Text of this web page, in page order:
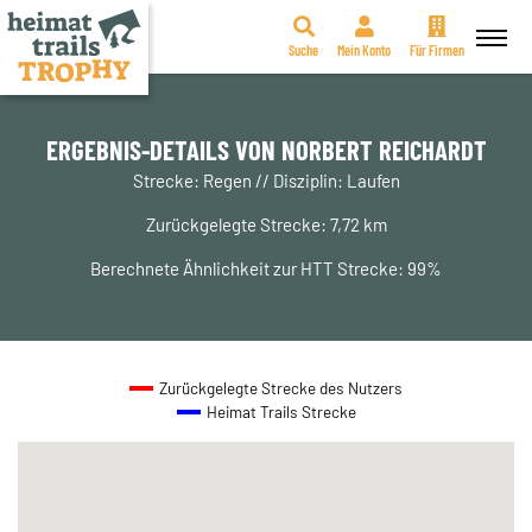
Zum
springen
Suche Mein Konto Für Firmen
ERGEBNIS-DETAILS VON NORBERT REICHARDT
Strecke: Regen // Disziplin: Laufen
Zurückgelegte Strecke: 7,72 km
Berechnete Ähnlichkeit zur HTT Strecke: 99%
Zurückgelegte Strecke des Nutzers
Heimat Trails Strecke